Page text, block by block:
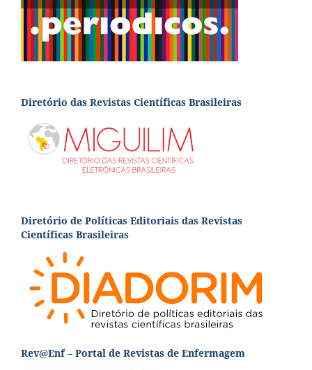
Diretório das Revistas Científicas Brasileiras
Diretório de Políticas Editoriais das Revistas
Científicas Brasileiras
Rev@Enf – Portal de Revistas de Enfermagem